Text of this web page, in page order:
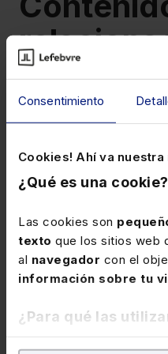
Consentimiento
Cookies! Ahí va nuestra
¿Qué es una cookie?
Las cookies son
texto que los sitios web
al navegador con el
información sobre tu
¿Para qué las
Summer
campaña de
productos
de agosto ofcece